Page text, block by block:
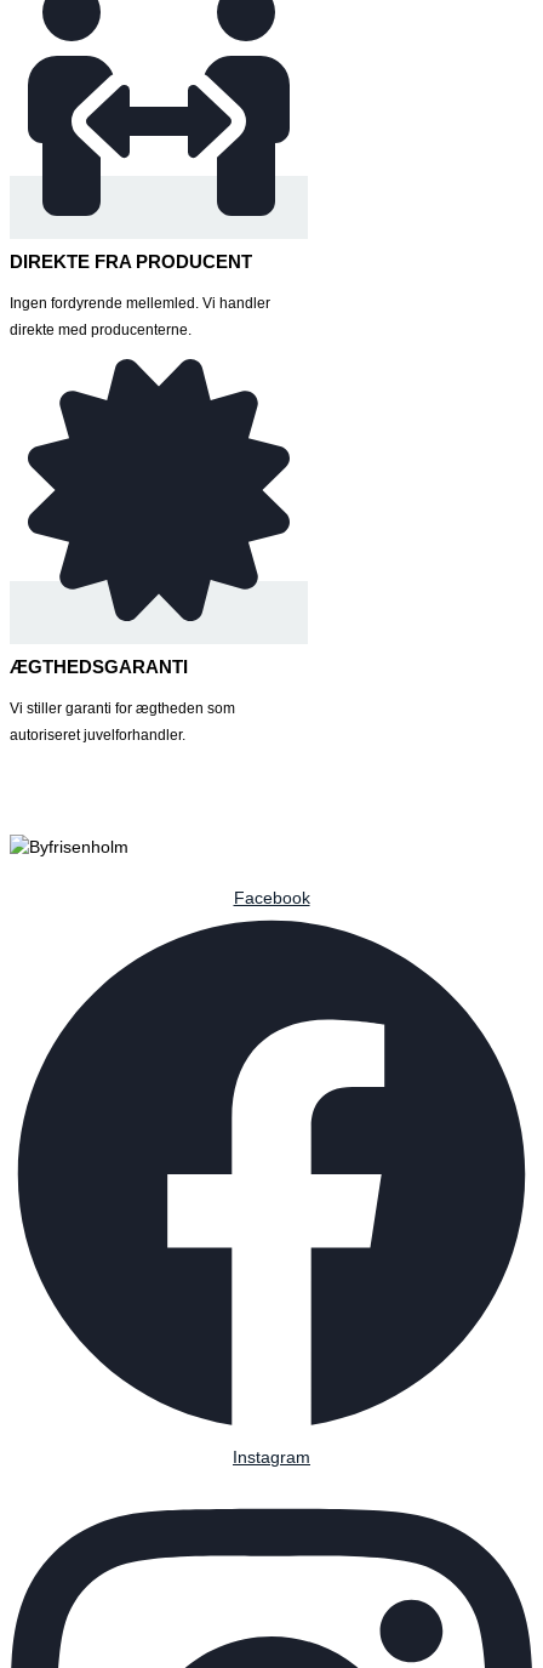
DIREKTE FRA PRODUCENT
Ingen fordyrende mellemled. Vi handler
direkte med producenterne.
ÆGTHEDSGARANTI
Vi stiller garanti for ægtheden som
autoriseret juvelforhandler.
Facebook
Instagram